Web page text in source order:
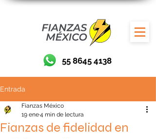
55 8645 4138
Entrada
Fianzas de fidelidad en
Fianzas México
19 ene4 min de lectura